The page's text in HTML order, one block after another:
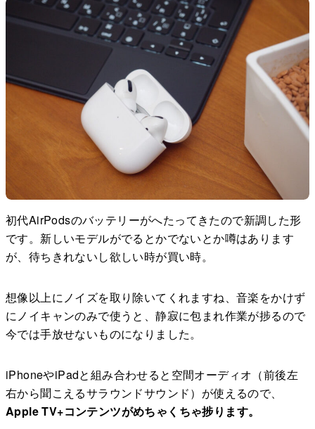
初代AirPodsのバッテリーがへたってきたので新調した形
です。新しいモデルがでるとかでないとか噂はあります
が、待ちきれないし欲しい時が買い時。
想像以上にノイズを取り除いてくれますね、音楽をかけず
にノイキャンのみで使うと、静寂に包まれ作業が捗るので
今では手放せないものになりました。
iPhoneやiPadと組み合わせると空間オーディオ（前後左
右から聞こえるサラウンドサウンド）が使えるので、
Apple TV+コンテンツがめちゃくちゃ捗ります。